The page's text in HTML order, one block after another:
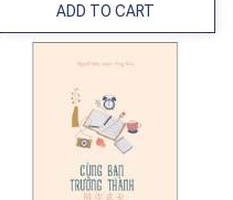
ADD TO CART